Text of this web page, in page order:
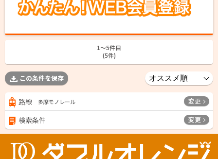
1〜5件目
(5件)
この条件を保存
路線 多摩モノレール 変更
検索条件 変更